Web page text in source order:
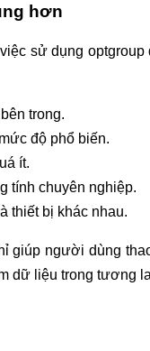
hơn
sử dụng optgroup
trong.
độ phổ biến.
ít.
tính chuyên nghiệp.
thiết bị khác nhau.
giúp người dùng
dữ liệu trong tương